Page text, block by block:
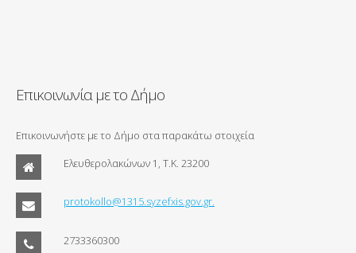
Επικοινωνία με το Δήμο
Επικοινωνήστε με το Δήμο στα παρακάτω στοιχεία
Ελευθερολακώνων 1, Τ.Κ. 23200
protokollo@1315.syzefxis.gov.gr.
2733360300